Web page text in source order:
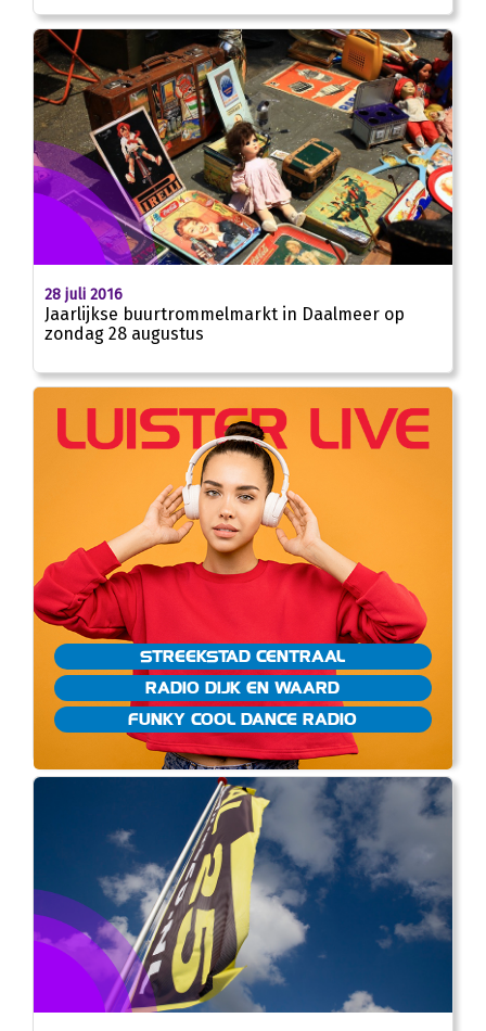
28 juli 2016
Jaarlijkse buurtrommelmarkt in Daalmeer op
zondag 28 augustus
STREEKSTAD CENTRAAL
RADIO DIJK EN WAARD
FUNKY COOL DANCE RADIO